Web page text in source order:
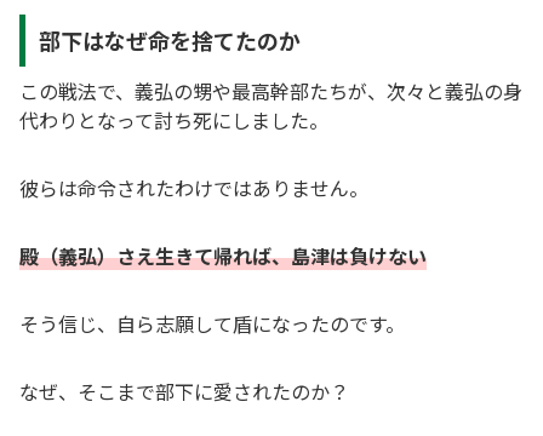
部下はなぜ命を捨てたのか
この戦法で、義弘の甥や最高幹部たちが、次々と義弘の身
代わりとなって討ち死にしました。
彼らは命令されたわけではありません。
殿（義弘）さえ生きて帰れば、島津は負けない
そう信じ、自ら志願して盾になったのです。
なぜ、そこまで部下に愛されたのか？